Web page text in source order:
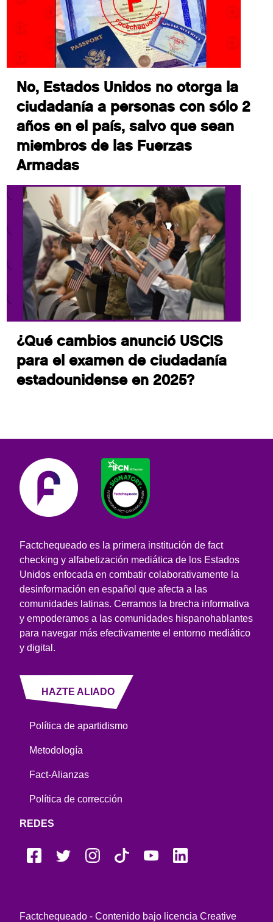
No, Estados Unidos no otorga la
ciudadanía a personas con sólo 2
años en el país, salvo que sean
miembros de las Fuerzas
Armadas
¿Qué cambios anunció USCIS
para el examen de ciudadanía
estadounidense en 2025?
Factchequeado es la primera institución de fact
checking y alfabetización mediática de los Estados
Unidos enfocada en combatir colaborativamente la
desinformación en español que afecta a las
comunidades latinas. Cerramos la brecha informativa
y empoderamos a las comunidades hispanohablantes
para navegar más efectivamente el entorno mediático
y digital.
HAZTE ALIADO
Política de apartidismo
Metodología
Fact-Alianzas
Política de corrección
REDES
Factchequeado - Contenido bajo licencia Creative